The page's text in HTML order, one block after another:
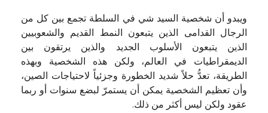
ويبدو أن شخصية السيد شي في السلطة تجمع بين كل من
الرجال القدامى الذين يتبعون النمط القديم والشعوبيين
الذين يتبعون الأسلوب الجديد والذين يرتقون بين
الديمقراطيات في العالم، ولكن هذه الشخصية وبهذه
الطريقة، تعدُّ حلاً شديد الخطورة وجزئياً لاحتياجات الصين،
وأن تعظيم الشخصية يمكن أن يستمرّ لبضع سنوات أو ربما
عقود ولكن ليس أكثر من ذلك.